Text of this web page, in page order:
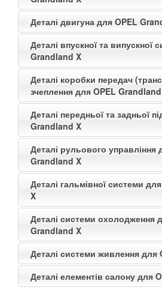
Деталі двигуна для OPEL
Деталі впускної та випускної
Grandland X
Деталі коробки передач
зчеплення для OPEL
Деталі передньої та задньої
Grandland X
Деталі рульового управління
Grandland X
Деталі гальмівної системи
X
Деталі системи охолодження
Grandland X
Деталі системи живлення для
Деталі елементів салону для